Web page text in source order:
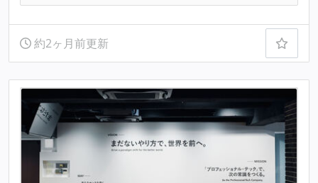
約2ヶ月前更新